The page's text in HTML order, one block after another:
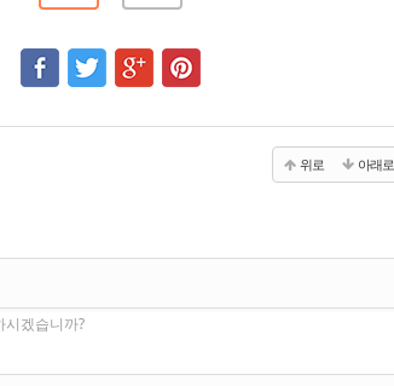
위로 아래로
시겠습니까?